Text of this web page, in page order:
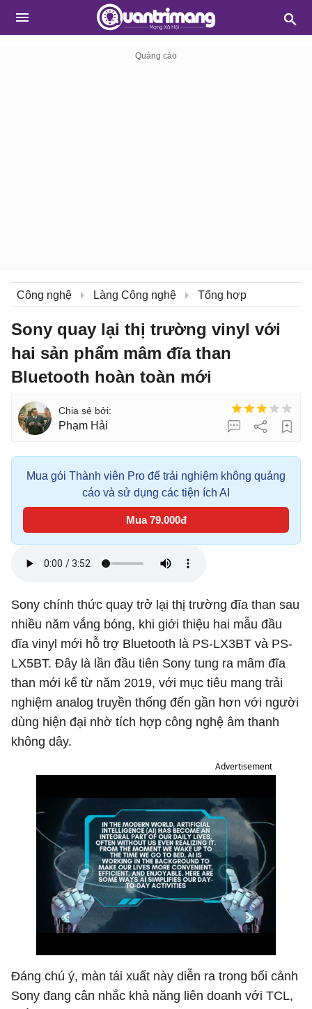
Công nghệ Làng Công nghệ Tổng hợp
Sony quay lại thị trường vinyl với
hai sản phẩm mâm đĩa than
Bluetooth hoàn toàn mới
Phạm Hải
Mua gói Thành viên Pro để trải nghiệm không quảng
cáo và sử dụng các tiện ích AI
Mua 79.000đ
Sony chính thức quay trở lại thị trường đĩa than sau
nhiều năm vắng bóng, khi giới thiệu hai mẫu đầu
đĩa vinyl mới hỗ trợ Bluetooth là PS-LX3BT và PS-
LX5BT. Đây là lần đầu tiên Sony tung ra mâm đĩa
than mới kể từ năm 2019, với mục tiêu mang trải
nghiệm analog truyền thống đến gần hơn với người
dùng hiện đại nhờ tích hợp công nghệ âm thanh
không dây.
Advertisement
Đáng chú ý, màn tái xuất này diễn ra trong bối cảnh
Sony đang cân nhắc khả năng liên doanh với TCL,